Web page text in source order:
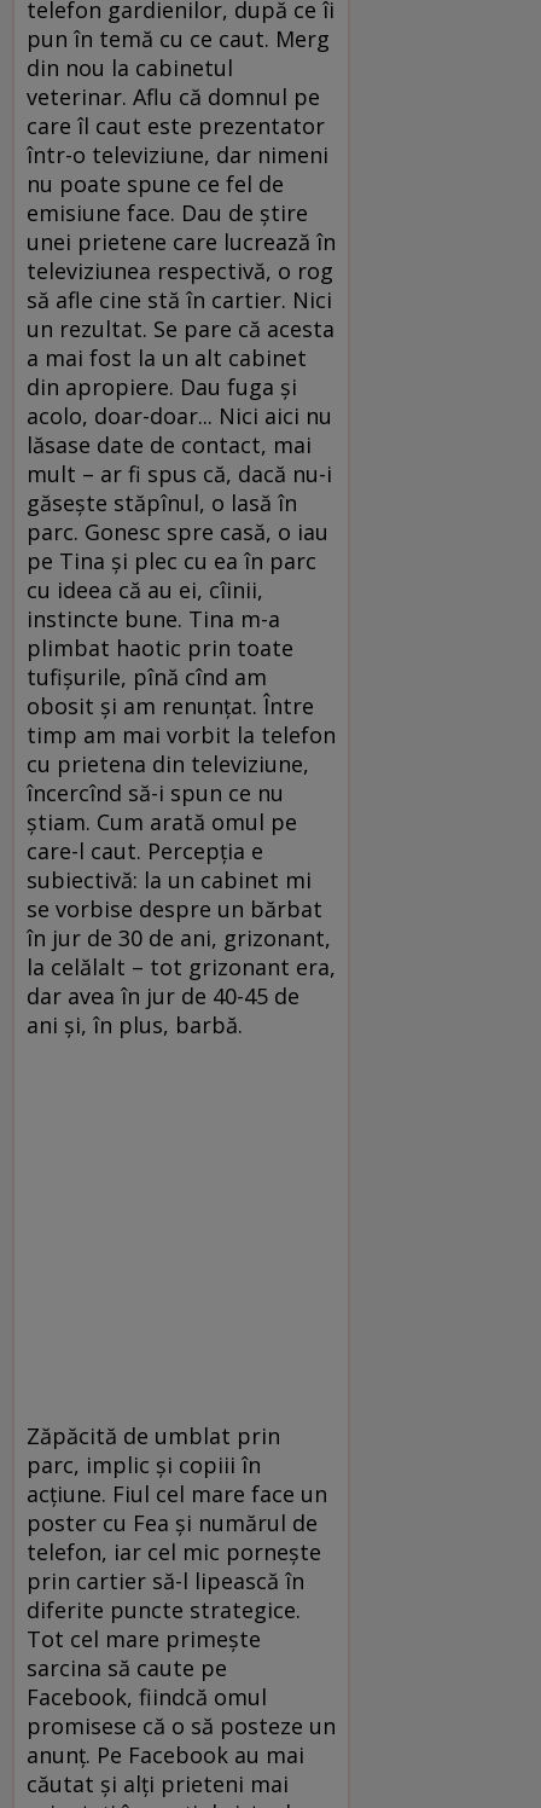
telefon gardienilor, după ce îi
pun în temă cu ce caut. Merg
din nou la cabinetul
veterinar. Aflu că domnul pe
care îl caut este prezentator
într-o televiziune, dar nimeni
nu poate spune ce fel de
emisiune face. Dau de ştire
unei prietene care lucrează în
televiziunea respectivă, o rog
să afle cine stă în cartier. Nici
un rezultat. Se pare că acesta
a mai fost la un alt cabinet
din apropiere. Dau fuga şi
acolo, doar-doar... Nici aici nu
lăsase date de contact, mai
mult – ar fi spus că, dacă nu-i
găseşte stăpînul, o lasă în
parc. Gonesc spre casă, o iau
pe Tina şi plec cu ea în parc
cu ideea că au ei, cîinii,
instincte bune. Tina m-a
plimbat haotic prin toate
tufişurile, pînă cînd am
obosit şi am renunţat. Între
timp am mai vorbit la telefon
cu prietena din televiziune,
încercînd să-i spun ce nu
ştiam. Cum arată omul pe
care-l caut. Percepţia e
subiectivă: la un cabinet mi
se vorbise despre un bărbat
în jur de 30 de ani, grizonant,
la celălalt – tot grizonant era,
dar avea în jur de 40-45 de
ani şi, în plus, barbă.
Zăpăcită de umblat prin
parc, implic şi copiii în
acţiune. Fiul cel mare face un
poster cu Fea şi numărul de
telefon, iar cel mic porneşte
prin cartier să-l lipească în
diferite puncte strategice.
Tot cel mare primeşte
sarcina să caute pe
Facebook, fiindcă omul
promisese că o să posteze un
anunţ. Pe Facebook au mai
căutat şi alţi prieteni mai